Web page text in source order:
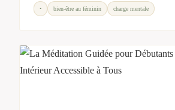
pistes douces pour se recentrer, en
• bien-être au féminin charge mentale